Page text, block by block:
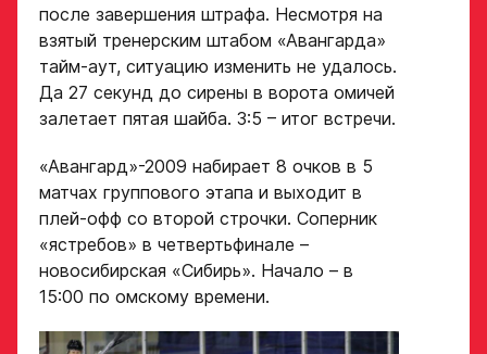
после завершения штрафа. Несмотря на
взятый тренерским штабом «Авангарда»
тайм-аут, ситуацию изменить не удалось.
Да 27 секунд до сирены в ворота омичей
залетает пятая шайба. 3:5 – итог встречи.
«Авангард»-2009 набирает 8 очков в 5
матчах группового этапа и выходит в
плей-офф со второй строчки. Соперник
«ястребов» в четвертьфинале –
новосибирская «Сибирь». Начало – в
15:00 по омскому времени.
ФИО игрока
Дата рождения игрока
полностью
Рост, вес игрока
Опыт игры в хоккей
Вес игрока
Амплуа игрока
Ссылка на профиль
игрока на сайте r-
hockey или trackhockey
Обращаем внимание: опыт
России среди федеральных